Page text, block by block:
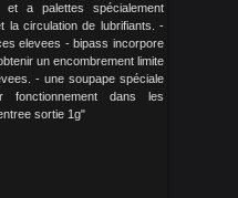
et a palettes spécialement
la circulation de lubrifiants. -
elevees - bipass incorpore
un encombrement limite
- une soupape spéciale
fonctionnement dans les
sortie 1g"